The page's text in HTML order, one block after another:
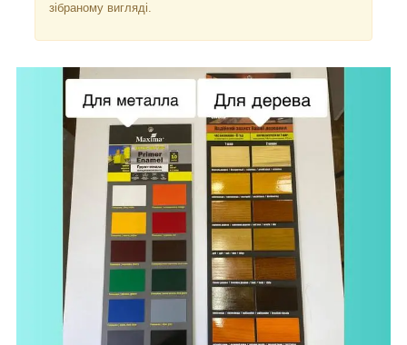
зібраному вигляді.